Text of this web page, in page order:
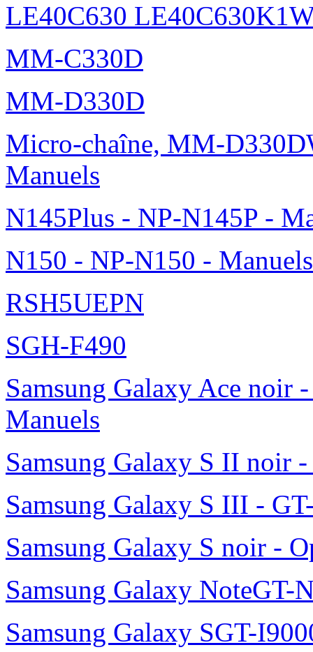
LE40C630
MM-C330D
MM-D330D
Micro-chaîne, MM-
Manuels
N145Plus - NP-N145P -
N150 - NP-N150 - Manuels
RSH5UEPN
SGH-F490
Samsung Galaxy Ace noir
Manuels
Samsung Galaxy S II noir
Samsung Galaxy S III -
Samsung Galaxy S noir -
Samsung Galaxy NoteGT-
Samsung Galaxy SGT-